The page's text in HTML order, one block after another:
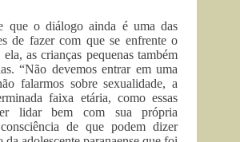
que o diálogo ainda é uma das
de fazer com que se enfrente o
as crianças pequenas também
“Não devemos entrar em uma
falarmos sobre sexualidade, a
faixa etária, como essas
lidar bem com sua própria
de que podem dizer